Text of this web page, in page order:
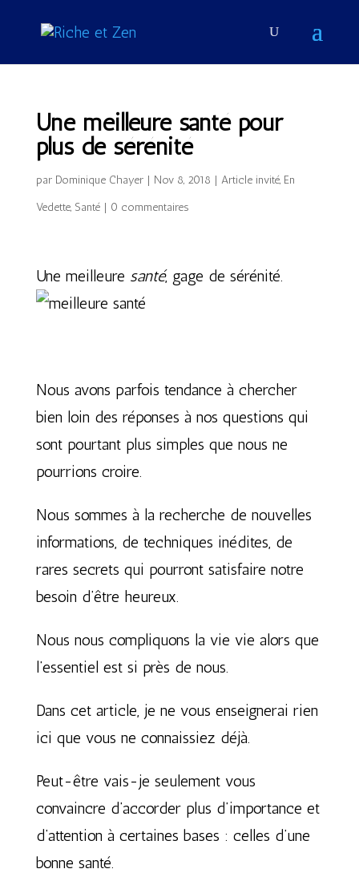
Une meilleure santé pour
plus de sérénité
par Dominique Chayer| Nov 8, 2018 | Article invité, En
Vedette, Santé| 0 commentaires
Une meilleure santé, gage de sérénité.
Nous avons parfois tendance à chercher
bien loin des réponses à nos questions qui
sont pourtant plus simples que nous ne
pourrions croire.
Nous sommes à la recherche de nouvelles
informations, de techniques inédites, de
rares secrets qui pourront satisfaire notre
besoin d’être heureux.
Nous nous compliquons la vie vie alors que
l’essentiel est si près de nous.
Dans cet article, je ne vous enseignerai rien
ici que vous ne connaissiez déjà.
Peut-être vais-je seulement vous
convaincre d’accorder plus d’importance et
d’attention à certaines bases : celles d’une
bonne santé.